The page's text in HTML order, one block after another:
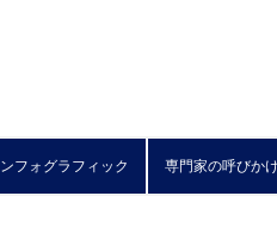
フォグラフィック 専門家の呼びかけ